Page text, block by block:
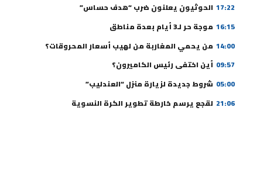
17:22 الحوثيون يعلنون ضرب “هدف حساس”
16:15 موجة حر لـ3 أيام بعدة مناطق
14:00 من يحمي المغاربة من لهيب أسعار المحروقات؟
09:57 أين اختفى رئيس الكاميرون؟
05:00 شروط جديدة لزيارة منزل “العندليب”
21:06 لقجع يرسم خارطة تطوير الكرة النسوية